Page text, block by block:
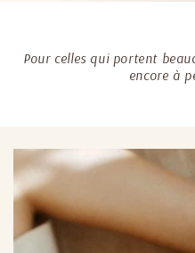
Pour celles qui portent
encore à